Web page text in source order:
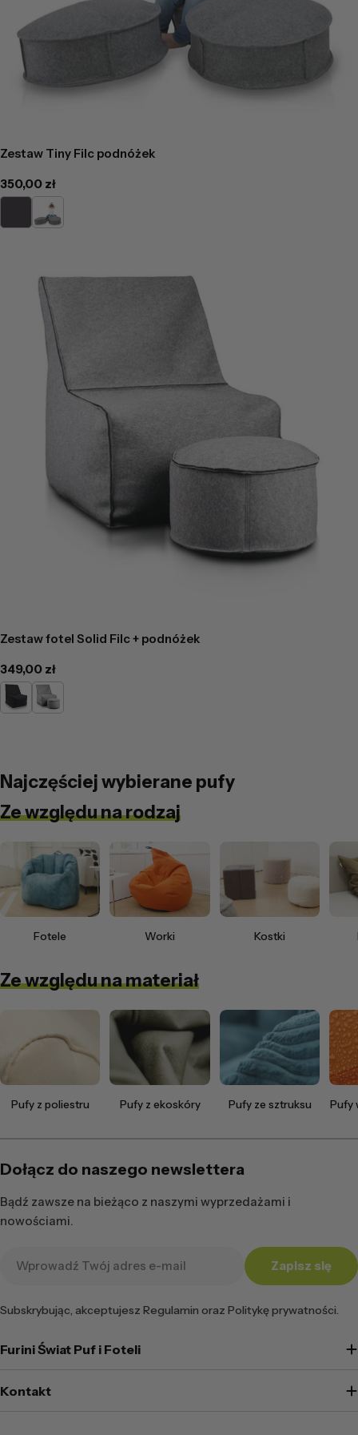
Zestaw Tiny Filc podnóżek
Cena
regularna
350,00 zł
szary
Zestaw fotel Solid Filc + podnóżek
Cena
regularna
349,00 zł
grafit
szary
Najczęściej wybierane pufy
Ze względu na rodzaj
Fotele Worki Kostki
Ze względu na materiał
Pufy z poliestru Pufy z ekoskóry Pufy ze sztruksu Pufy
Dołącz do naszego newslettera
Bądź zawsze na bieżąco z naszymi wyprzedażami i
nowościami.
Zapisz się
Subskrybując, akceptujesz Regulamin oraz Politykę prywatności.
Furini Świat Puf i Foteli
Kontakt